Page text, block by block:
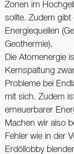
Zonen im
sollte. Zudem gibt
Energiequellen
Geothermie).
Die Atomenergie
Kernspaltung
Probleme bei
mit sich. Zudem
erneuerbarer
Machen wir also
Fehler wie in der
Erdöllobby